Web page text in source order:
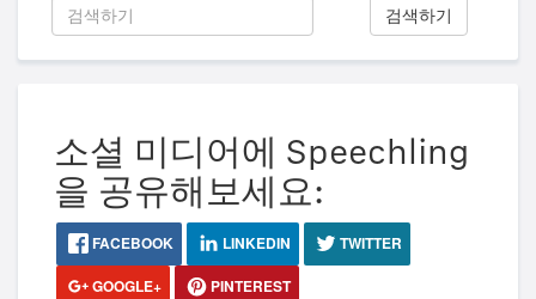
검색하기
소셜 미디어에 Speechling
을 공유해보세요:
FACEBOOK LINKEDIN
TWITTER
GOOGLE+
PINTEREST